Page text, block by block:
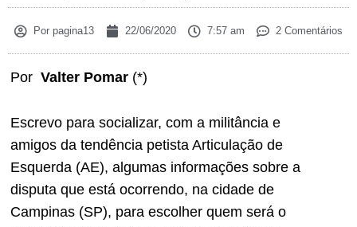
Por pagina13 22/06/2020 7:57 am 2 Comentários
Por Valter Pomar (*)
Escrevo para socializar, com a militância e
amigos da tendência petista Articulação de
Esquerda (AE), algumas informações sobre a
disputa que está ocorrendo, na cidade de
Campinas (SP), para escolher quem será o